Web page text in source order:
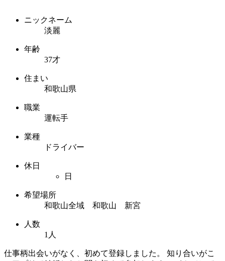
ニックネーム
淡麗
年齢
37才
住まい
和歌山県
職業
運転手
業種
ドライバー
休日
日
希望場所
和歌山全域 和歌山 新宮
人数
1人
仕事柄出会いがなく、初めて登録しました。 知り合いがこ